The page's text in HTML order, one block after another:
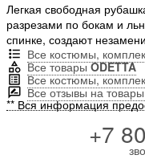
Легкая свободная
разрезами по бокам и
спинке, создают
Все костюмы,
Все товарыODETTA
Все костюмы,
Все отзывы на
** Вся информация
+7